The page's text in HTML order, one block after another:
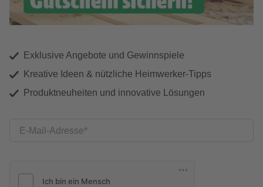
Exklusive Angebote und Gewinnspiele
Kreative Ideen & nützliche Heimwerker-Tipps
Produktneuheiten und innovative Lösungen
E-Mail-Adresse